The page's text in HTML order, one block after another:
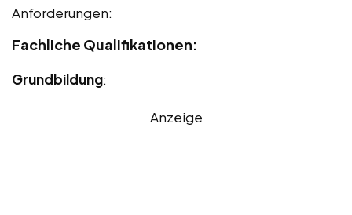
Anforderungen:
Fachliche Qualifikationen:
Grundbildung:
Anzeige